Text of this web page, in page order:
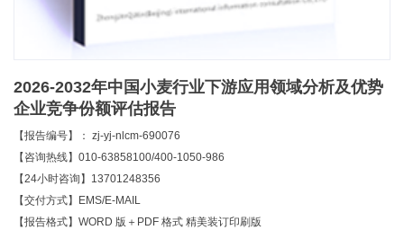
2026-2032年中国小麦行业下游应用领域分析及优势
企业竞争份额评估报告
【报告编号】： zj-yj-nlcm-690076
【咨询热线】010-63858100/400-1050-986
【24小时咨询】13701248356
【交付方式】EMS/E-MAIL
【报告格式】WORD 版＋PDF 格式 精美装订印刷版